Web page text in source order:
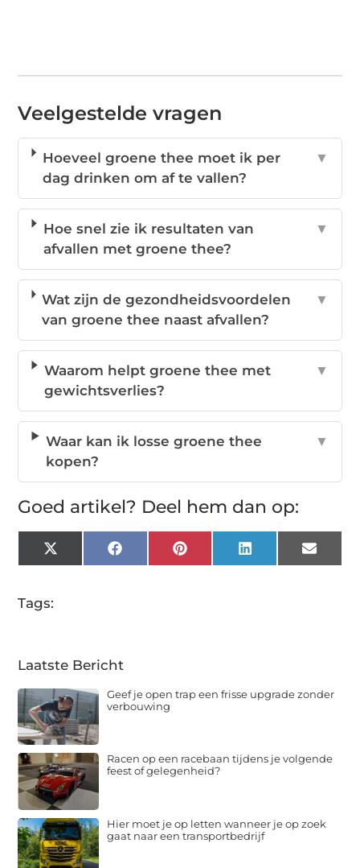
Veelgestelde vragen
Hoeveel groene thee moet ik per
dag drinken om af te vallen?
▼
Hoe snel zie ik resultaten van
afvallen met groene thee?
▼
Wat zijn de gezondheidsvoordelen
van groene thee naast afvallen?
▼
Waarom helpt groene thee met
gewichtsverlies?
▼
Waar kan ik losse groene thee
kopen?
▼
Goed artikel? Deel hem dan op:
X
(Twitter)
FacebookPinterestLinkedInEmail
Tags:
Laatste Bericht
Geef je open trap een frisse upgrade zonder
verbouwing
Racen op een racebaan tijdens je volgende
feest of gelegenheid?
Hier moet je op letten wanneer je op zoek
gaat naar een transportbedrijf